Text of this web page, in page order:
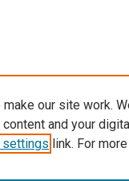
our site work.
and your
settings link. For